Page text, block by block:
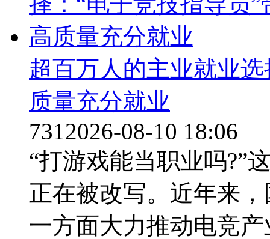
超百万人的主业就业
质量充分就业
7312026-08-10 18:06
“打游戏能当职业吗?”
正在被改写。近年来
一方面大力推动电竞